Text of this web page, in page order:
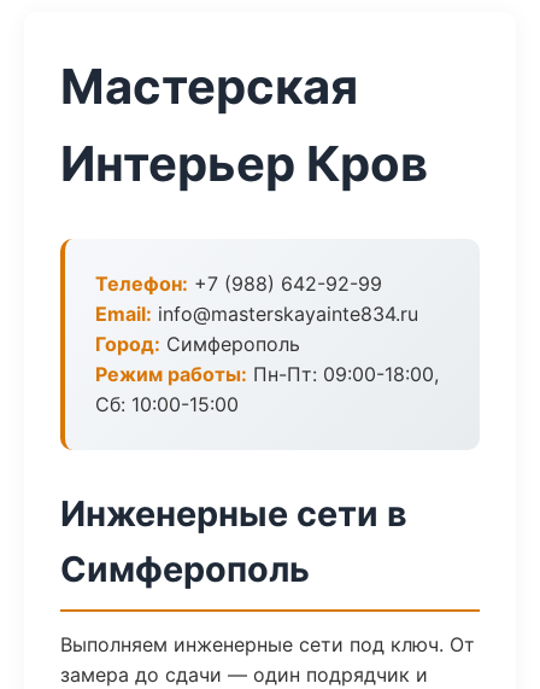
Мастерская
Интерьер Кров
Телефон: +7 (988) 642-92-99
Email: info@masterskayainte834.ru
Город: Симферополь
Режим работы: Пн-Пт: 09:00-18:00,
Сб: 10:00-15:00
Инженерные сети в
Симферополь
Выполняем инженерные сети под ключ. От
замера до сдачи — один подрядчик и